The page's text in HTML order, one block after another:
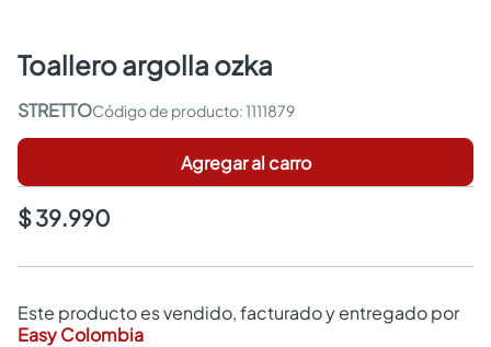
toallero argolla ozka
STRETTO :1111879
Agregar al carro
$ 39.990
Este producto es vendido, facturado y entregado por
Easy Colombia